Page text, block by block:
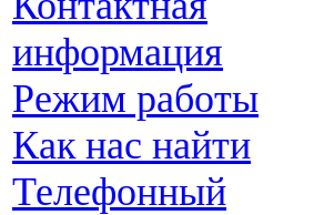
информация
Режим работы
Как нас найти
Телефонный